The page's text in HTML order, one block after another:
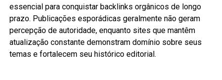
essencial para conquistar backlinks orgânicos de longo
prazo. Publicações esporádicas geralmente não geram
percepção de autoridade, enquanto sites que mantêm
atualização constante demonstram domínio sobre seus
temas e fortalecem seu histórico editorial.